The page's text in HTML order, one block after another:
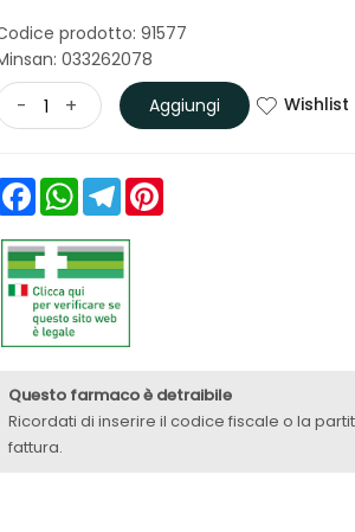
prodotto: 91577
033262078
- + Aggiungi Wishlist
FacebookWhatsAppTelegram
Questo farmaco è detraibile
Ricordati di inserire il codice fiscale o la
fattura.